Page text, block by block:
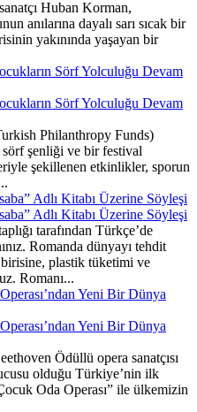
Huban Korman,
anılarına dayalı sarı sıcak bir
yakınında yaşayan bir
Sörf Yolculuğu Devam
Sörf Yolculuğu Devam
Philanthropy Funds)
şenliği ve bir festival
şekillenen etkinlikler, sporun
Adlı Kitabı Üzerine Söyleşi
Adlı Kitabı Üzerine Söyleşi
tarafından Türkçe’de
Romanda dünyayı tehdit
plastik tüketimi ve
Romanı...
Yeni Bir Dünya
Yeni Bir Dünya
Ödüllü opera sanatçısı
olduğu Türkiye’nin ilk
Oda Operası” ile ülkemizin